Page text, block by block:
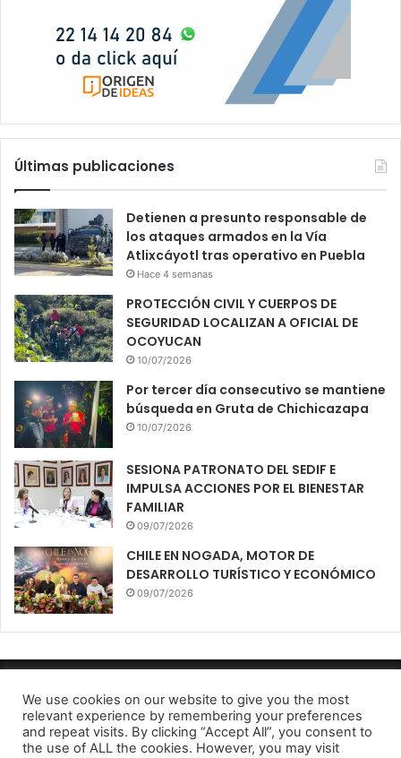
Últimas publicaciones
Detienen a presunto responsable de
los ataques armados en la Vía
Atlixcáyotl tras operativo en Puebla
Hace 4 semanas
PROTECCIÓN CIVIL Y CUERPOS DE
SEGURIDAD LOCALIZAN A OFICIAL DE
OCOYUCAN
10/07/2026
Por tercer día consecutivo se mantiene
búsqueda en Gruta de Chichicazapa
10/07/2026
SESIONA PATRONATO DEL SEDIF E
IMPULSA ACCIONES POR EL BIENESTAR
FAMILIAR
09/07/2026
CHILE EN NOGADA, MOTOR DE
DESARROLLO TURÍSTICO Y ECONÓMICO
09/07/2026
Diario El Oportuno 2022
Aviso de Privacidad
We use cookies on our website to give you the most
relevant experience by remembering your preferences
and repeat visits. By clicking “Accept All”, you consent to
the use of ALL the cookies. However, you may visit